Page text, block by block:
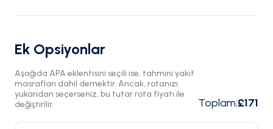
Ek Opsiyonlar
Aşağıda APA eklentisini seçili ise, tahmini yakıt
masrafları dahil demektir. Ancak, rotanızı
yukarıdan seçerseniz, bu tutar rota fiyatı ile
değiştirilir.
Toplam:£171